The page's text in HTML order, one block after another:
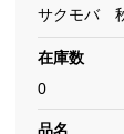
サクモバ
在庫数
0
品名